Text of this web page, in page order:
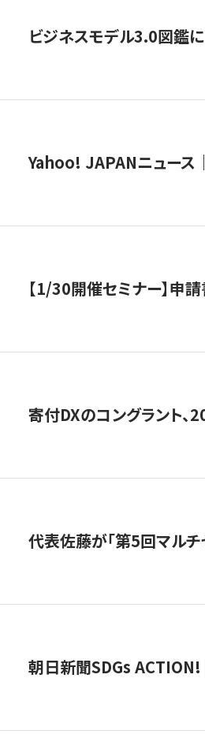
ビジネスモデル3.0図鑑
Yahoo! JAPANニュース
【1/30開催セミナー】申
寄付DXのコングラント
代表佐藤が「第5回マルチ
朝日新聞SDGs ACTION!